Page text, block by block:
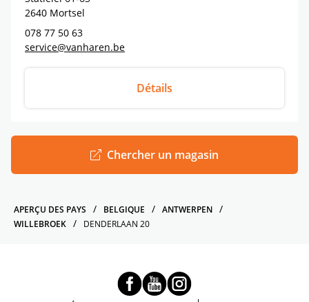
2640 Mortsel
078 77 50 63
service@vanharen.be
Détails
Chercher un magasin
APERÇU DES PAYS BELGIQUE
ANTWERPEN
WILLEBROEK
DENDERLAAN 20